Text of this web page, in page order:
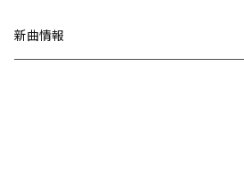
新曲情報